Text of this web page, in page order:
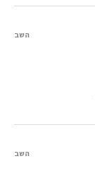
השב
השב